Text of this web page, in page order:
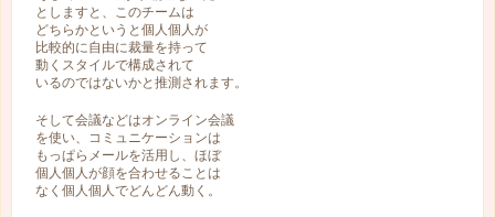
としますと、このチームは
どちらかというと個人個人が
比較的に自由に裁量を持って
動くスタイルで構成されて
いるのではないかと推測されます。
そして会議などはオンライン会議
を使い、コミュニケーションは
もっぱらメールを活用し、ほぼ
個人個人が顔を合わせることは
なく個人個人でどんどん動く。